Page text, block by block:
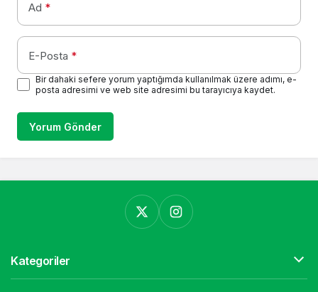
Ad *
E-Posta *
Bir dahaki sefere yorum yaptığımda kullanılmak üzere adımı, e-
posta adresimi ve web site adresimi bu tarayıcıya kaydet.
Yorum Gönder
Kategoriler